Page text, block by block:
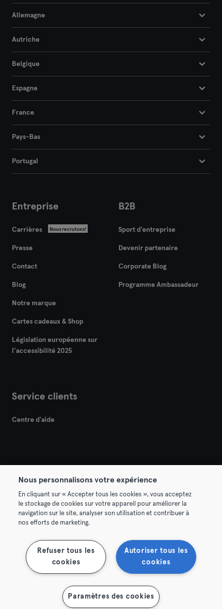
Afficher la carte
Allemagne
Autriche
Belgique
Espagne
France
Pays-Bas
Portugal
Entreprise
Carrières Nous recrutons!
Presse
Contact
Blog
Notre marque
Cartes cadeaux & Shop
Législation européenne sur
l’accessibilité 2025
B2B
Sport d'entreprise
Devenir partenaire
Corporate Blog
Programme Ambassadeur
Service clients
Centre d'aide
Conditions générales Politique de confidentialité
Mentions légales Résilier les contrats ici
Se rétracter ici
Nous personnalisons votre expérience
En cliquant sur « Accepter tous les cookies », vous acceptez
le stockage de cookies sur votre appareil pour améliorer la
navigation sur le site, analyser son utilisation et contribuer à
nos efforts de marketing.
Autoriser tous les
cookies
Refuser tous les
cookies
Paramètres des cookies